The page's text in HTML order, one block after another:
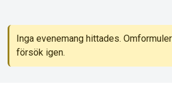
Om
Inga evenemang hittades.
försök igen.